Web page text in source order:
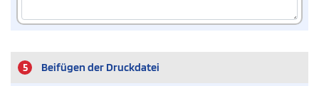
5 Beifügen der Druckdatei